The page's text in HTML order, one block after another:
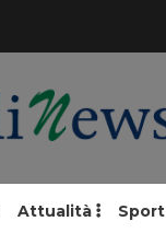
Attualità Sport